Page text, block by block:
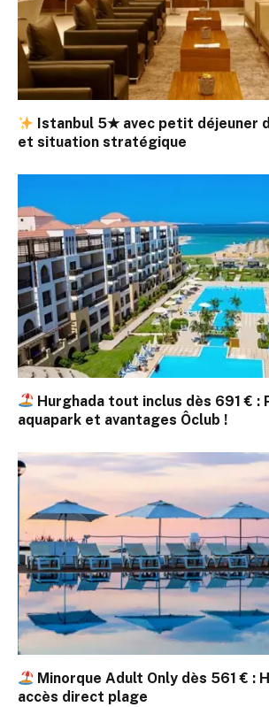
Istanbul 5★ avec petit déjeuner
et situation stratégique
Hurghada tout inclus dès 691 € :
aquapark et avantages Ôclub !
Minorque Adult Only dès 561 € :
accès direct plage